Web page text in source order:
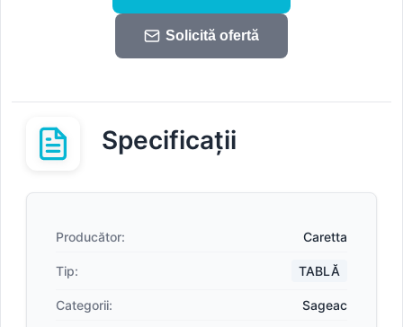
Solicită ofertă
Specificații
Producător: Caretta
Tip: TABLĂ
Categorii:
Sageac